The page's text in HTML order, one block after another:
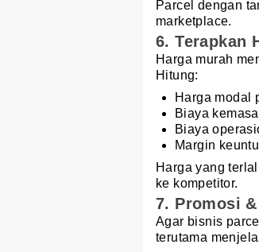
Parcel dengan
marketplace.
6. Terapkan
Harga murah
Hitung:
Harga modal
Biaya
Biaya
Margin
Harga yang
ke kompetitor.
7. Promosi
Agar bisnis
terutama